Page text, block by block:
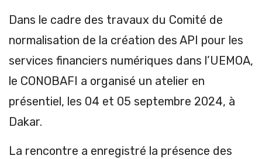
Dans le cadre des travaux du Comité de
normalisation de la création des API pour les
services financiers numériques dans l’UEMOA,
le CONOBAFI a organisé un atelier en
présentiel, les 04 et 05 septembre 2024, à
Dakar.
La rencontre a enregistré la présence des